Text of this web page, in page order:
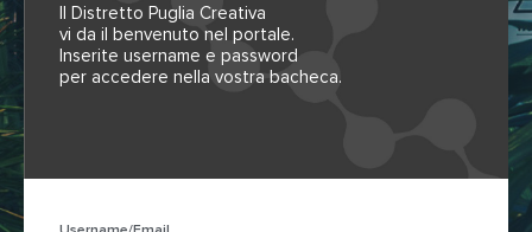
Il Distretto Puglia Creativa
vi da il benvenuto nel portale.
Inserite username e password
per accedere nella vostra bacheca.